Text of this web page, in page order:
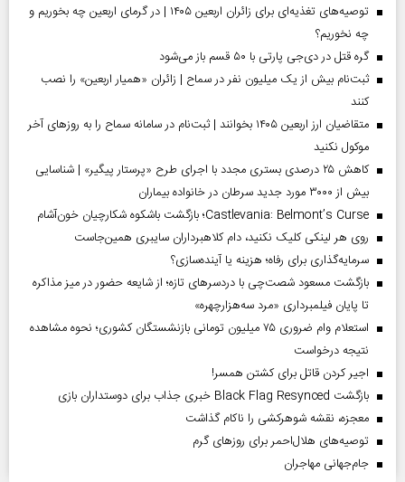
توصیه‌های تغذیه‌ای برای زائران اربعین ۱۴۰۵ | در گرمای اربعین چه بخوریم و
چه نخوریم؟
گره قتل در دی‌جی پارتی با ۵۰ قسم باز می‌شود
ثبت‌نام بیش از یک میلیون نفر در سماح | زائران «همیار اربعین» را نصب
کنند
متقاضیان ارز اربعین ۱۴۰۵ بخوانند | ثبت‌نام در سامانه سماح را به روز‌های آخر
موکول نکنید
کاهش ۲۵ درصدی بستری مجدد با اجرای طرح «پرستار پیگیر» | شناسایی
بیش از ۳۰۰۰ مورد جدید سرطان در خانواده بیماران
Castlevania: Belmont’s Curse؛ بازگشت باشکوه شکارچیان خون‌آشام
روی هر لینکی کلیک نکنید، دام کلاهبرداران سایبری همین‌جاست
سرمایه‌گذاری برای رفاه؛ هزینه یا آینده‌سازی؟
بازگشت مسعود شصت‌چی با دردسر‌های تازه؛ از شایعه حضور در میز مذاکره
تا پایان فیلمبرداری «مرد سه‌هزارچهره»
استعلام وام ضروری ۷۵ میلیون تومانی بازنشستگان کشوری؛ نحوه مشاهده
نتیجه درخواست
اجیر کردن قاتل برای کشتن همسر!
بازگشت Black Flag Resynced خبری جذاب برای دوستداران بازی
معجزه، نقشه شوهرکشی را ناکام گذاشت
توصیه‌های هلال‌احمر برای روز‌های گرم
جام‌جهانی مهاجران